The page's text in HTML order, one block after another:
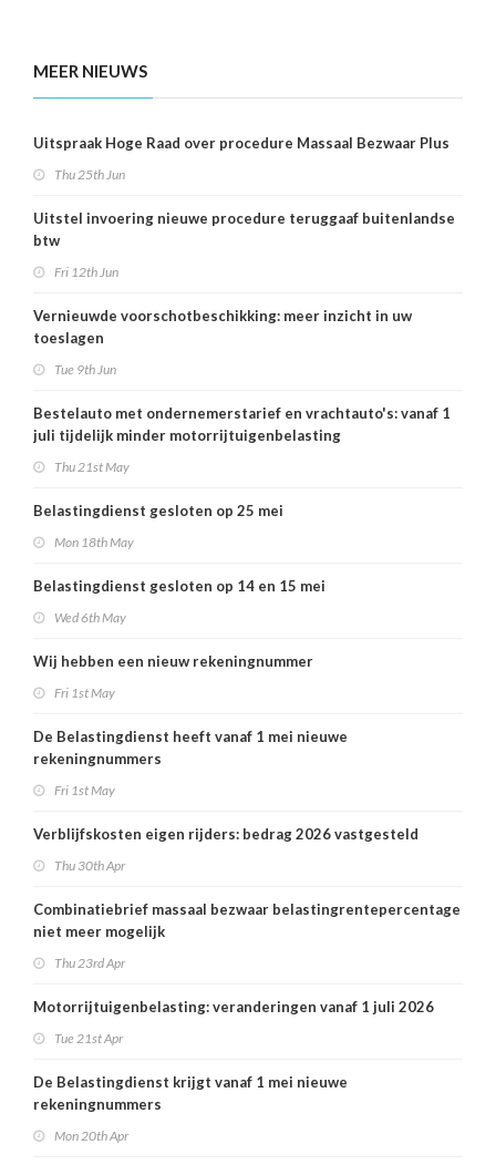
MEER NIEUWS
Uitspraak Hoge Raad over procedure Massaal Bezwaar Plus
Thu 25th Jun
Uitstel invoering nieuwe procedure teruggaaf buitenlandse
btw
Fri 12th Jun
Vernieuwde voorschotbeschikking: meer inzicht in uw
toeslagen
Tue 9th Jun
Bestelauto met ondernemerstarief en vrachtauto's: vanaf 1
juli tijdelijk minder motorrijtuigenbelasting
Thu 21st May
Belastingdienst gesloten op 25 mei
Mon 18th May
Belastingdienst gesloten op 14 en 15 mei
Wed 6th May
Wij hebben een nieuw rekeningnummer
Fri 1st May
De Belastingdienst heeft vanaf 1 mei nieuwe
rekeningnummers
Fri 1st May
Verblijfskosten eigen rijders: bedrag 2026 vastgesteld
Thu 30th Apr
Combinatiebrief massaal bezwaar belastingrentepercentage
niet meer mogelijk
Thu 23rd Apr
Motorrijtuigenbelasting: veranderingen vanaf 1 juli 2026
Tue 21st Apr
De Belastingdienst krijgt vanaf 1 mei nieuwe
rekeningnummers
Mon 20th Apr